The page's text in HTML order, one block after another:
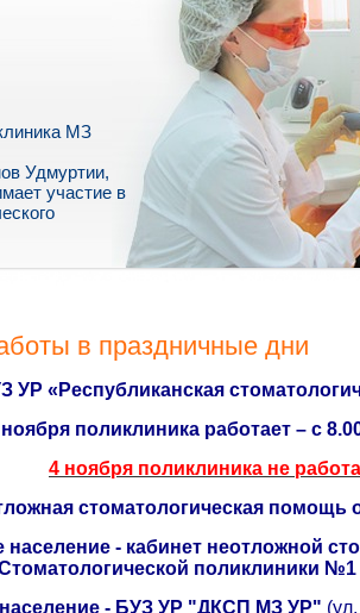
МЗ
Удмуртии,
участие в
в праздничные дни
УР «Республиканская
поликлиника работает – с
4 ноября поликлиника не
стоматологическая помощь
население - кабинет неотложной
поликлиники №1
население - БУЗ УР "ДКСП МЗ УР"